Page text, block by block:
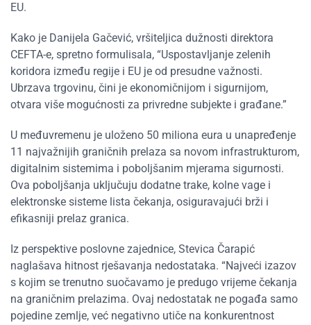
EU.
Kako je Danijela Gačević, vršiteljica dužnosti direktora
CEFTA-e, spretno formulisala, “Uspostavljanje zelenih
koridora između regije i EU je od presudne važnosti.
Ubrzava trgovinu, čini je ekonomičnijom i sigurnijom,
otvara više mogućnosti za privredne subjekte i građane.”
U međuvremenu je uloženo 50 miliona eura u unapređenje
11 najvažnijih graničnih prelaza sa novom infrastrukturom,
digitalnim sistemima i poboljšanim mjerama sigurnosti.
Ova poboljšanja uključuju dodatne trake, kolne vage i
elektronske sisteme lista čekanja, osiguravajući brži i
efikasniji prelaz granica.
Iz perspektive poslovne zajednice, Stevica Čarapić
naglašava hitnost rješavanja nedostataka. “Najveći izazov
s kojim se trenutno suočavamo je predugo vrijeme čekanja
na graničnim prelazima. Ovaj nedostatak ne pogađa samo
pojedine zemlje, već negativno utiče na konkurentnost